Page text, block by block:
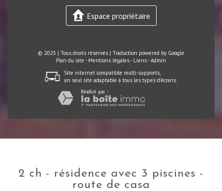
Espace propriétaire
© 2025 | Tous droits réservés | Traduction powered by Google
Plan du site - Mentions légales- Liens-Admin
Site internet compatible multi-supports,
un seul site adaptable à tous les types d'écrans.
2 ch - résidence avec 3 piscines -
route de casa